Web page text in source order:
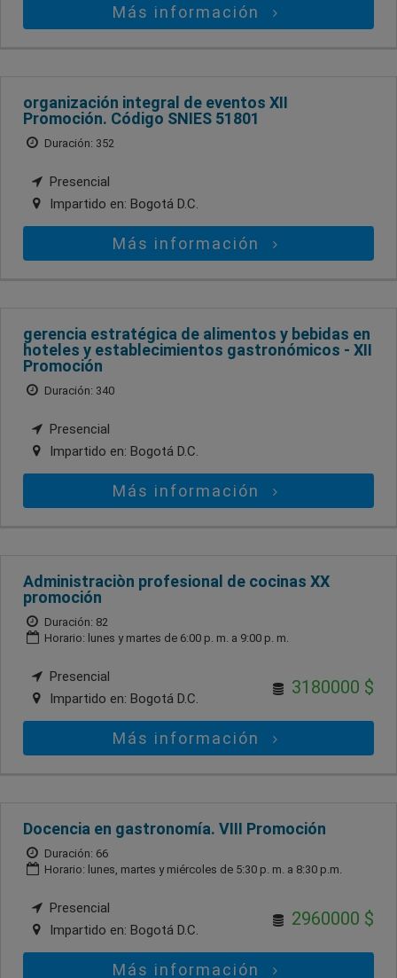
Más información
organización integral de eventos XII
Promoción. Código SNIES 51801
Duración: 352
Presencial
Impartido en: Bogotá D.C.
Más información
gerencia estratégica de alimentos y bebidas en
hoteles y establecimientos gastronómicos - XII
Promoción
Duración: 340
Presencial
Impartido en: Bogotá D.C.
Más información
Administraciòn profesional de cocinas XX
promoción
Duración: 82
Horario: lunes y martes de 6:00 p. m. a 9:00 p. m.
Presencial
Impartido en: Bogotá D.C.
3180000 $
Más información
Docencia en gastronomía. VIII Promoción
Duración: 66
Horario: lunes, martes y miércoles de 5:30 p. m. a 8:30 p.m.
Presencial
Impartido en: Bogotá D.C.
2960000 $
Más información